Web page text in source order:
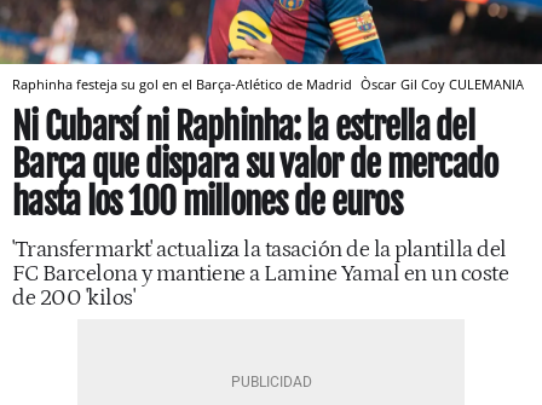
Raphinha festeja su gol en el Barça-Atlético de Madrid Òscar Gil Coy CULEMANIA
Ni Cubarsí ni Raphinha: la estrella del
Barça que dispara su valor de mercado
hasta los 100 millones de euros
'Transfermarkt' actualiza la tasación de la plantilla del
FC Barcelona y mantiene a Lamine Yamal en un coste
de 200 'kilos'